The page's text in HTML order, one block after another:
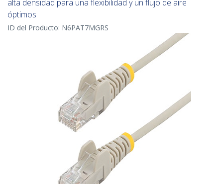
alta densidad para una flexibilidad y un flujo de aire
óptimos
ID del Producto: N6PAT7MGRS